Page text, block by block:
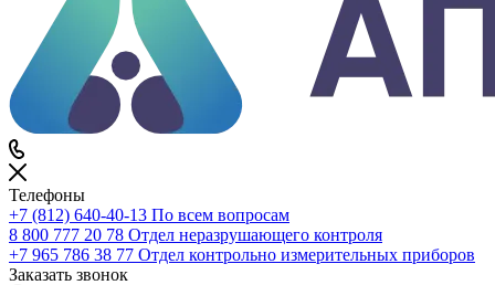
Телефоны
+7 (812) 640-40-13 По всем вопросам
8 800 777 20 78 Отдел неразрушающего контроля
+7 965 786 38 77 Отдел контрольно измерительных приборов
Заказать звонок